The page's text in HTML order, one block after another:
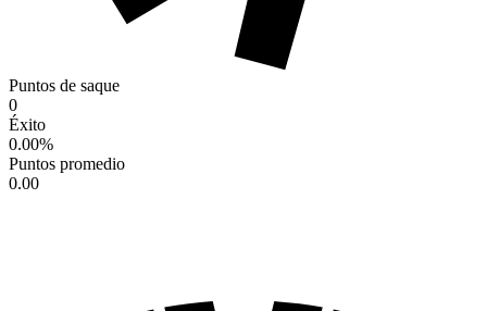
Puntos de saque
0
Éxito
0.00%
Puntos promedio
0.00